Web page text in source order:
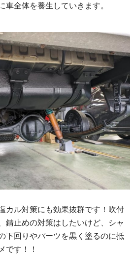
車全体を養生していきます。
カル対策にも効果抜群です！吹付
錆止めの対策はしたいけど、シャ
下回りやパーツを黒く塗るのに抵
です！！